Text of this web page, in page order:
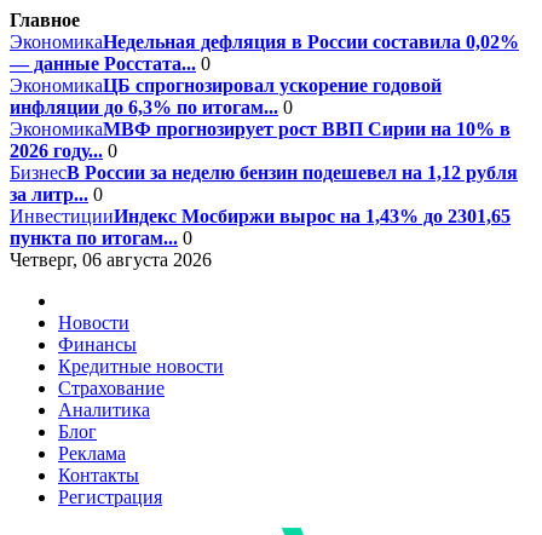
Главное
ЭкономикаНедельная дефляция в России составила 0,02%
— данные Росстата... 0
ЭкономикаЦБ спрогнозировал ускорение годовой
инфляции до 6,3% по итогам... 0
ЭкономикаМВФ прогнозирует рост ВВП Сирии на 10% в
2026 году... 0
БизнесВ России за неделю бензин подешевел на 1,12 рубля
за литр... 0
ИнвестицииИндекс Мосбиржи вырос на 1,43% до 2301,65
пункта по итогам... 0
Четверг, 06 августа 2026
Новости
Финансы
Кредитные новости
Страхование
Аналитика
Блог
Реклама
Контакты
Регистрация